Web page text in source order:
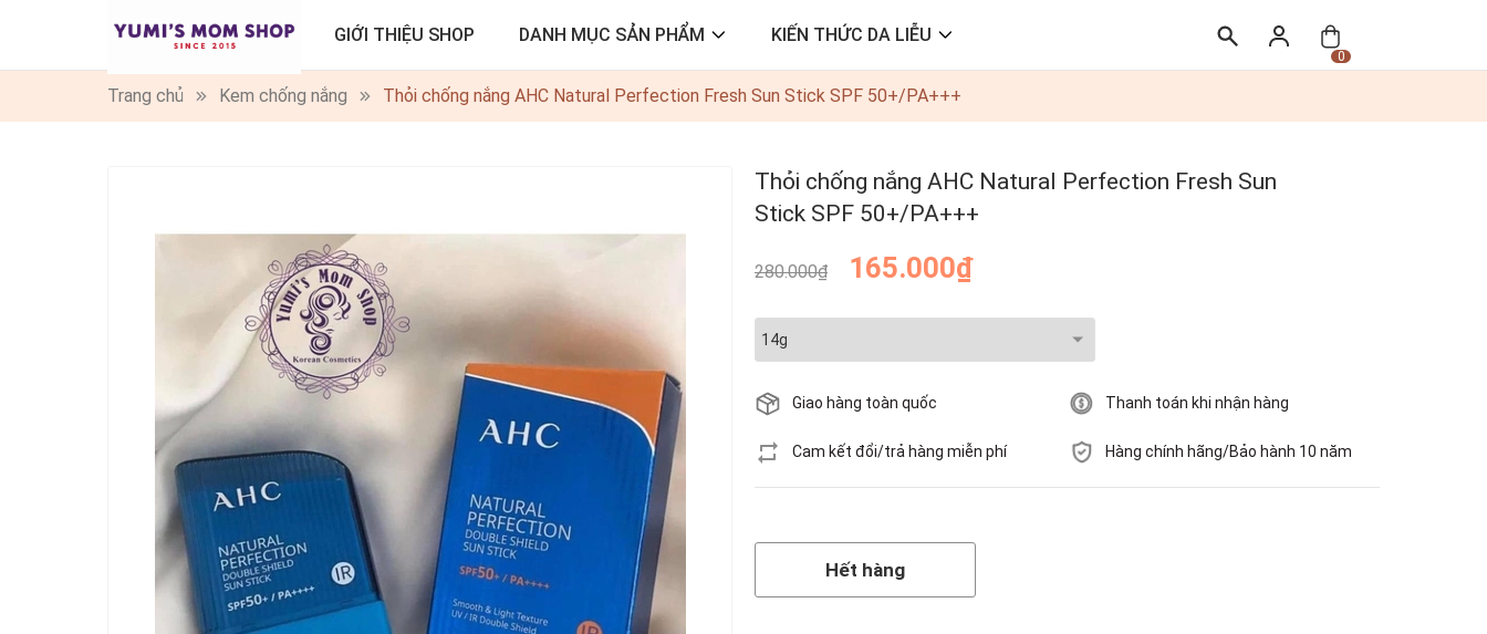
GIỚI THIỆU SHOP DANH MỤC SẢN PHẨM KIẾN THỨC DA LIỄU
0
Trang chủ Kem chống nắng Thỏi chống nắng AHC Natural Perfection Fresh Sun Stick SPF 50+/PA+++
Thỏi chống nắng AHC Natural Perfection Fresh Sun
Stick SPF 50+/PA+++
280.000₫ 165.000₫
Giao hàng toàn quốc Thanh toán khi nhận hàng
Cam kết đổi/trả hàng miễn phí Hàng chính hãng/Bảo hành 10 năm
Hết hàng